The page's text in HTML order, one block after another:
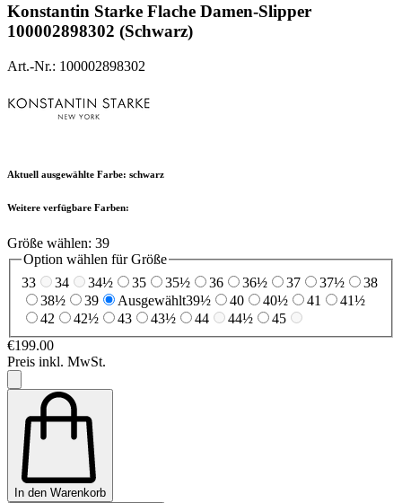
Konstantin Starke Flache Damen-Slipper
100002898302 (Schwarz)
Art.-Nr.: 100002898302
Aktuell ausgewählte Farbe: schwarz
Weitere verfügbare Farben:
Größe wählen: 39
Option wählen für Größe
33
34 34½ 35 35½ 36 36½ 37 37½
38
38½
39 Ausgewählt39½ 40 40½ 41
41½
42
42½ 43 43½ 44 44½
45
€199.00
Preis inkl. MwSt.
In den Warenkorb